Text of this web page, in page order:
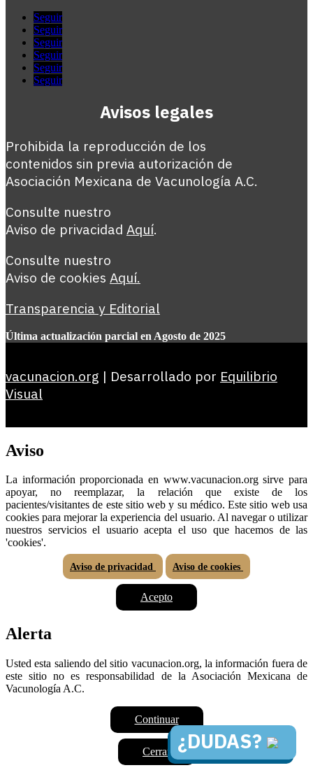
Seguir
Seguir
Seguir
Seguir
Seguir
Seguir
Avisos legales
Prohibida la reproducción de los
contenidos sin previa autorización de
Asociación Mexicana de Vacunología A.C.
Consulte nuestro
Aviso de privacidad Aquí.
Consulte nuestro
Aviso de cookies Aquí.
Transparencia y Editorial
Última actualización parcial en Agosto de 2025
vacunacion.org | Desarrollado por Equilibrio
Visual
Aviso
La información proporcionada en www.vacunacion.org sirve para
apoyar, no reemplazar, la relación que existe de los
pacientes/visitantes de este sitio web y su médico. Este sitio web usa
cookies para mejorar la experiencia del usuario. Al navegar o utilizar
nuestros servicios el usuario acepta el uso que hacemos de las
'cookies'.
Aviso de privacidad Aviso de cookies
Acepto
¿DUDAS?
Alerta
Usted esta saliendo del sitio vacunacion.org, la información fuera de
este sitio no es responsabilidad de la Asociación Mexicana de
Vacunología A.C.
Continuar
Cerrar